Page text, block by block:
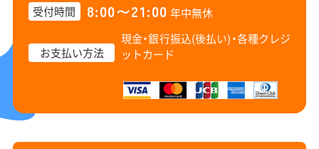
受付時間 8:00〜21:00 年中無休
お支払い方法
現金・銀行振込(後払い)・各種クレジ
ットカード